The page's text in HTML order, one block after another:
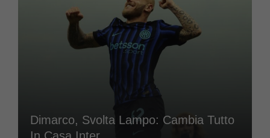
Dimarco, Svolta Lampo: Cambia Tutto